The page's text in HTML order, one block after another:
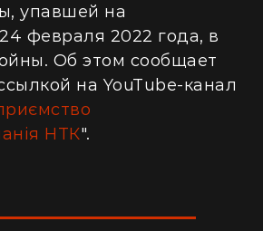
упавшей на
февраля 2022 года, в
Об этом сообщает
на YouTube-канал
НТК".